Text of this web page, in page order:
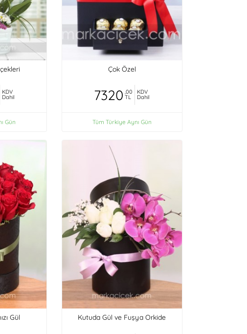
KDV
Dahil
Gün
Çok Özel
7320 ,00
TL
KDV
Dahil
Tüm Türkiye Aynı Gün
Gül Kutuda Gül ve Fuşya Orkide